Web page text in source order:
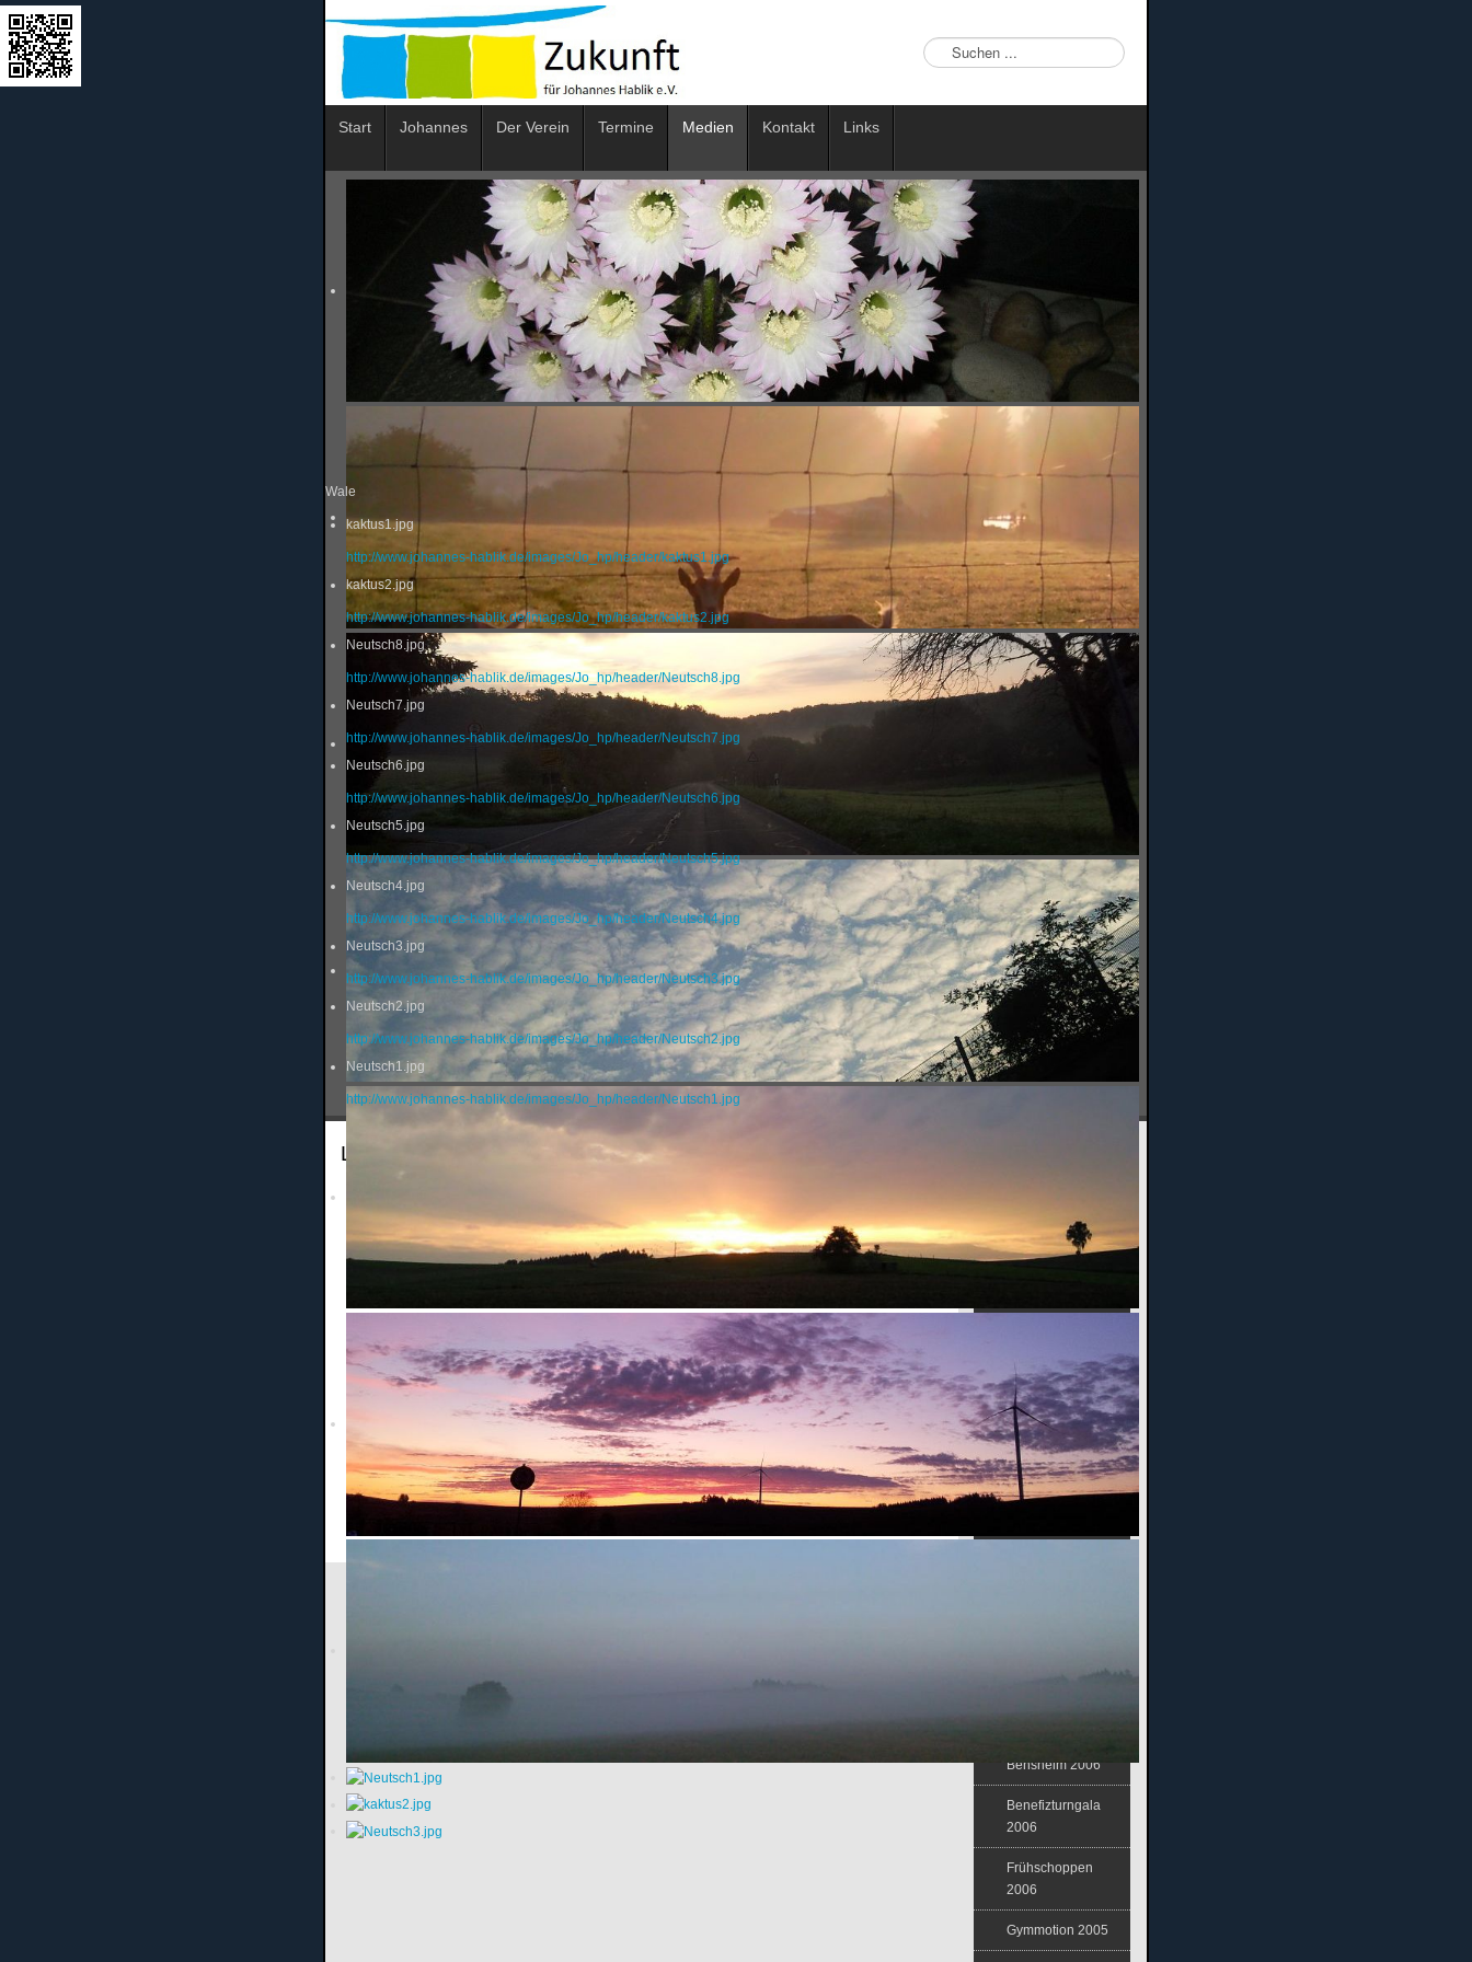
Suchen
...
Start Johannes Der Verein Termine Medien Kontakt Links
Wale
kaktus1.jpg
http://www.johannes-hablik.de/images/Jo_hp/header/kaktus1.jpg
kaktus2.jpg
http://www.johannes-hablik.de/images/Jo_hp/header/kaktus2.jpg
Neutsch8.jpg
http://www.johannes-hablik.de/images/Jo_hp/header/Neutsch8.jpg
Neutsch7.jpg
http://www.johannes-hablik.de/images/Jo_hp/header/Neutsch7.jpg
Neutsch6.jpg
http://www.johannes-hablik.de/images/Jo_hp/header/Neutsch6.jpg
Neutsch5.jpg
http://www.johannes-hablik.de/images/Jo_hp/header/Neutsch5.jpg
Neutsch4.jpg
http://www.johannes-hablik.de/images/Jo_hp/header/Neutsch4.jpg
Neutsch3.jpg
http://www.johannes-hablik.de/images/Jo_hp/header/Neutsch3.jpg
Neutsch2.jpg
http://www.johannes-hablik.de/images/Jo_hp/header/Neutsch2.jpg
Neutsch1.jpg
http://www.johannes-hablik.de/images/Jo_hp/header/Neutsch1.jpg
Landeskinderturnfest 07 in Alsfeld
2015
Hammerwerfen
Timm für Jo
Feuerwerk der
Turnkunst
Benefizspiel SV
Bensheim 2006
Benefizturngala
2006
Frühschoppen
2006
Gymmotion 2005